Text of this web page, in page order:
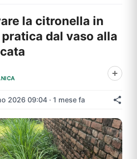
la citronella in
dal vaso alla
2026 09:04 · 1 mese fa